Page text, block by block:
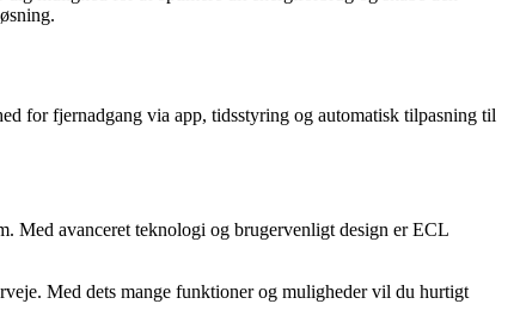
for fjernadgang via app, tidsstyring og automatisk tilpasning til
Med avanceret teknologi og brugervenligt design er ECL
Med dets mange funktioner og muligheder vil du hurtigt